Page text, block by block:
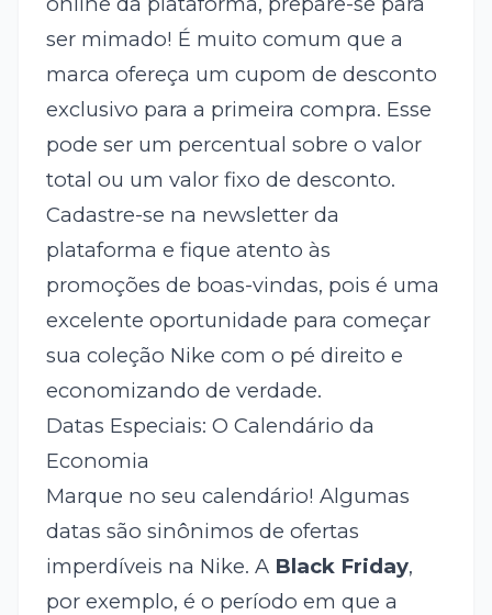
ser mimado! É muito comum que a
marca ofereça um cupom de desconto
exclusivo para a primeira compra. Esse
pode ser um percentual sobre o valor
total ou um valor fixo de desconto.
Cadastre-se na newsletter da
plataforma e fique atento às
promoções de boas-vindas, pois é uma
excelente oportunidade para começar
sua coleção Nike com o pé direito e
economizando de verdade.
Datas Especiais: O Calendário da
Economia
Marque no seu calendário! Algumas
datas são sinônimos de ofertas
imperdíveis na Nike. A Black Friday,
por exemplo, é o período em que a